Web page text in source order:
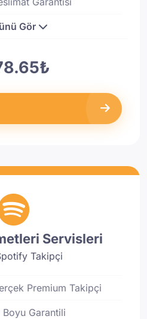
Gör
Servisleri
Takipçi
Premium Takipçi
Boyu Garantili